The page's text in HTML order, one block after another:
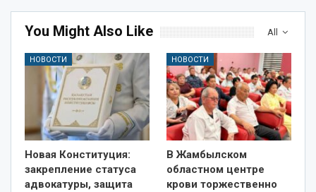
All
You Might Also Like
НОВОСТИ
Новая Конституция:
закрепление статуса
адвокатуры, защита
НОВОСТИ
В Жамбылском
областном центре
крови торжественно